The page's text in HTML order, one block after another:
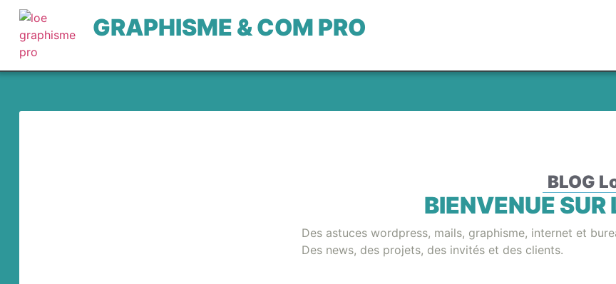
GRAPHISME & COM PRO
BLOG
BIENVENUE SUR
Des astuces wordpress, mails, graphisme, internet et
Des news, des projets, des invités et des clients.